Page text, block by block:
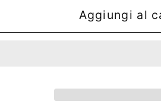
Camino
Da
Aggiungi al